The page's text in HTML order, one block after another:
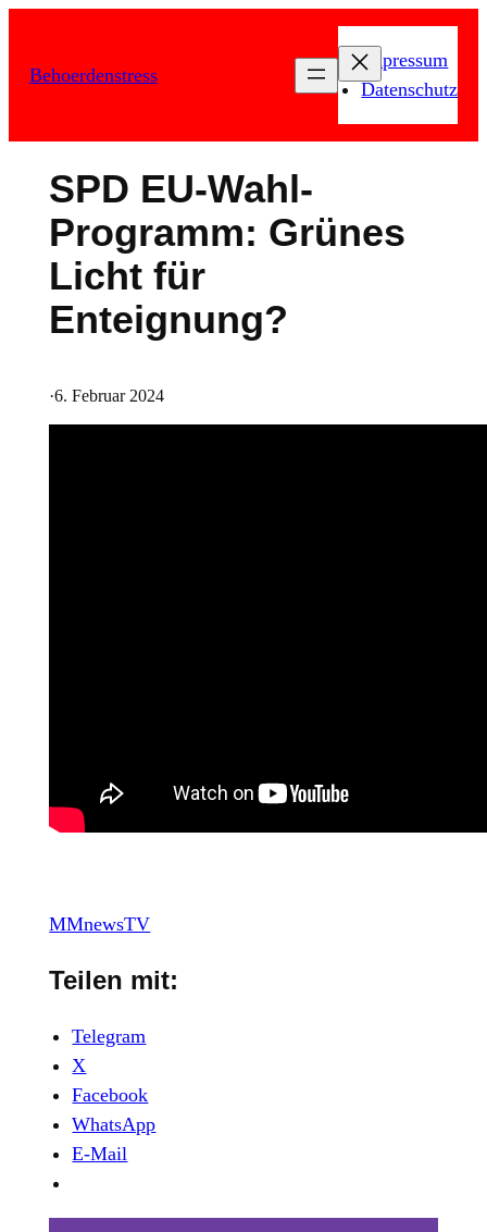
springen
Behoerdenstress
Impressum
Datenschutz
SPD EU-Wahl-
Programm: Grünes
Licht für
Enteignung?
·6. Februar 2024
MMnewsTV
Teilen mit:
Telegram
X
Facebook
WhatsApp
E-Mail